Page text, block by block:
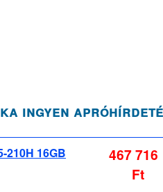
ingyen
210H 16GB
467 716
Ft